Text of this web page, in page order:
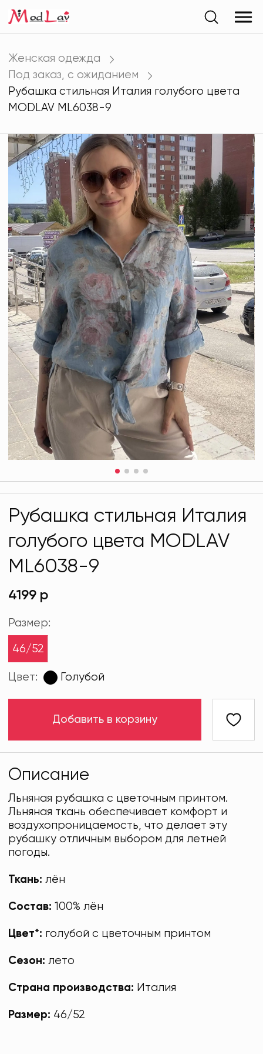
Женская одежда
Под заказ, с ожиданием
Рубашка стильная Италия голубого цвета
MODLAV ML6038-9
Рубашка стильная Италия
голубого цвета MODLAV
ML6038-9
4199 р
Размер:
46/52
Цвет: Голубой
Добавить в корзину
Описание
Льняная рубашка с цветочным принтом.
Льняная ткань обеспечивает комфорт и
воздухопроницаемость, что делает эту
рубашку отличным выбором для летней
погоды.
Ткань: лён
Состав: 100% лён
Цвет*: голубой с цветочным принтом
Сезон: лето
Страна производства: Италия
Размер: 46/52